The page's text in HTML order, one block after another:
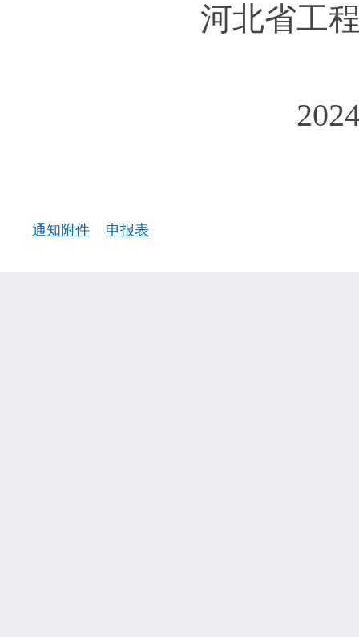
河北省工程建
2024年4
通知附件 申报表